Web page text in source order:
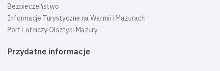
Bezpieczeństwo
Informacje Turystyczne na Warmii i Mazurach
Port Lotniczy Olsztyn-Mazury
Przydatne informacje